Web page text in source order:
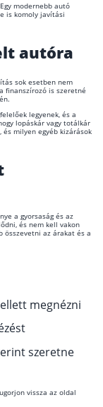
modernebb autó
is komoly javítási
autóra
sok esetben nem
finanszírozó is szeretné
legyenek, és a
lopáskár vagy totálkár
milyen egyéb kizárások
a gyorsaság és az
és nem kell vakon
összevetni az árakat és a
megnézni
szeretne
vissza az oldal